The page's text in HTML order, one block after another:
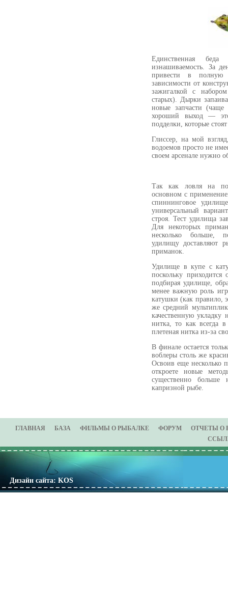
Единственная
изнашиваемость. За
привести в
зависимости от
зажигалкой с
старых). Дырки
новые запчасти
хороший выход —
подделки, которые
Глиссер, на мой
водоемов просто не
своем арсенале нужно
Так как ловля на
основном с
спиннинговое
универсальный
строя. Тест удилища
Для некоторых
несколько больше,
удилищу доставляют
приманок.
Удилище в купе с
поскольку
подбирая удилище,
менее важную роль
катушки (как правило,
же средний
качественную укладку
нитка, то как всегда
плетеная нитка из-за
В финале остается
воблеры столь же
Освоив еще несколько
откроете новые
существенно больше
капризной рыбе.
ГЛАВНАЯ БАЗА ФИЛЬМЫ О РЫБАЛКЕ ФОРУМ
ОТЧЕТЫ О
Дизайн сайта: KOS